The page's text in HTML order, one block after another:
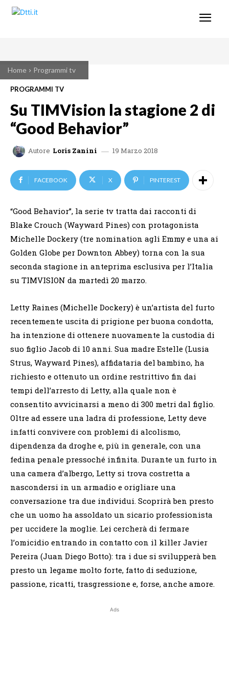
Home Programmi tv
PROGRAMMI TV
Su TIMVision la stagione 2 di
“Good Behavior”
Autore Loris Zanini 19 Marzo 2018
FACEBOOK X PINTEREST
“Good Behavior”, la serie tv tratta dai racconti di
Blake Crouch (Wayward Pines) con protagonista
Michelle Dockery (tre nomination agli Emmy e una ai
Golden Globe per Downton Abbey) torna con la sua
seconda stagione in anteprima esclusiva per l’Italia
su TIMVISION da martedì 20 marzo.
Letty Raines (Michelle Dockery) è un’artista del furto
recentemente uscita di prigione per buona condotta,
ha intenzione di ottenere nuovamente la custodia di
suo figlio Jacob di 10 anni. Sua madre Estelle (Lusia
Strus, Wayward Pines), affidataria del bambino, ha
richiesto e ottenuto un ordine restrittivo fin dai
tempi dell’arresto di Letty, alla quale non è
consentito avvicinarsi a meno di 300 metri dal figlio.
Oltre ad essere una ladra di professione, Letty deve
infatti convivere con problemi di alcolismo,
dipendenza da droghe e, più in generale, con una
fedina penale pressoché infinita. Durante un furto in
una camera d’albergo, Letty si trova costretta a
nascondersi in un armadio e origliare una
conversazione tra due individui. Scoprirà ben presto
che un uomo ha assoldato un sicario professionista
per uccidere la moglie. Lei cercherà di fermare
l’omicidio entrando in contatto con il killer Javier
Pereira (Juan Diego Botto): tra i due si svilupperà ben
presto un legame molto forte, fatto di seduzione,
passione, ricatti, trasgressione e, forse, anche amore.
Ads